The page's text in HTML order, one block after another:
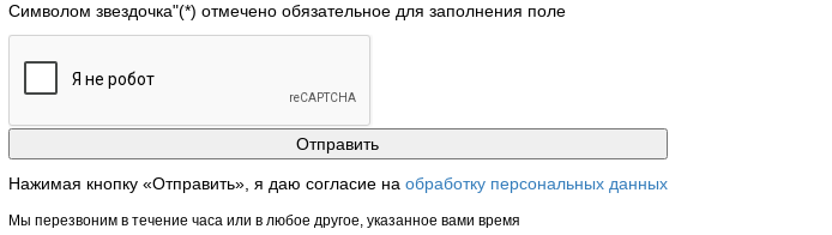
Символом звездочка"(*) отмечено обязательное для заполнения поле
Нажимая кнопку «Отправить», я даю согласие на обработку персональных данных
Мы перезвоним в течение часа или в любое другое, указанное вами время